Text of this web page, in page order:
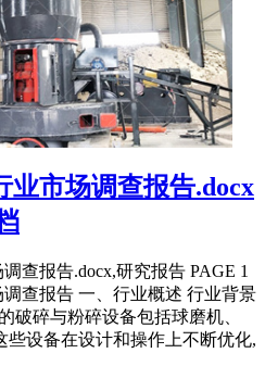
业市场调查报告.docx
查报告.docx,研究报告 PAGE 1
查报告 一、行业概述 行业背景
破碎与粉碎设备包括球磨机、
些设备在设计和操作上不断优化,